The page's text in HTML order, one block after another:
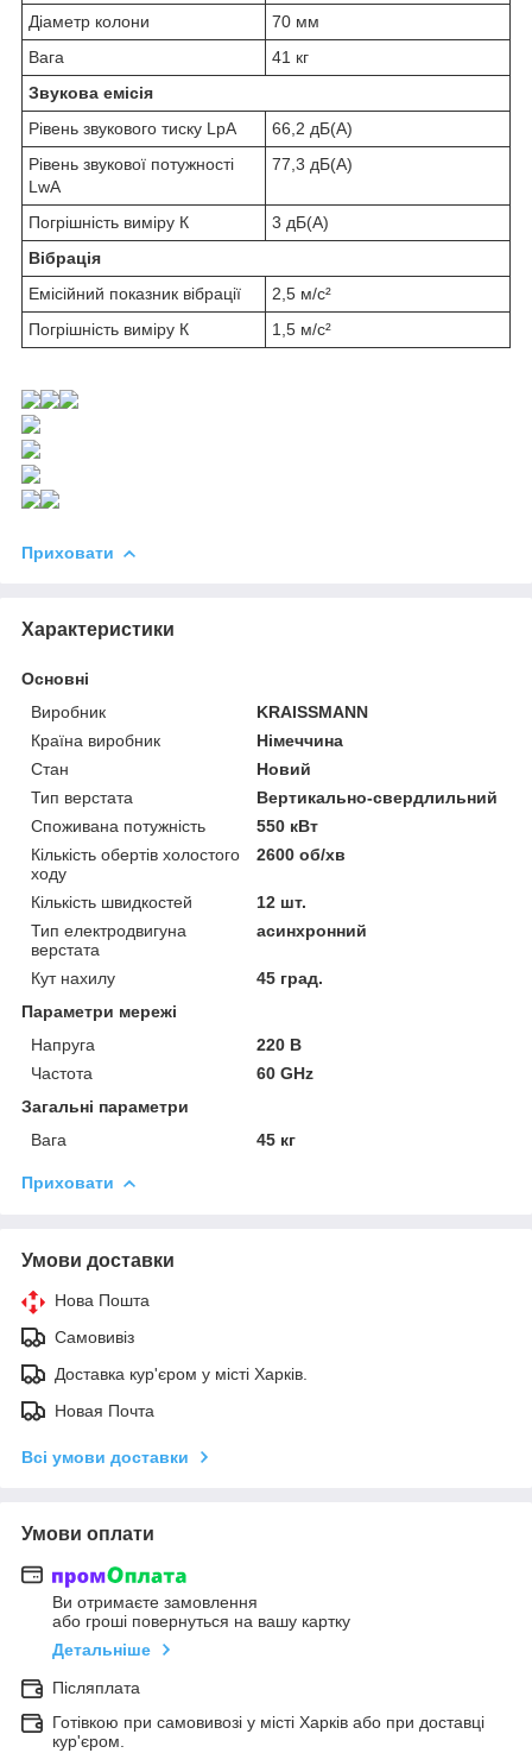
Діаметр колони
70 мм
Вага
41 кг
Звукова емісія
Рівень звукового тиску LpA
66,2 дБ(A)
Рівень звукової потужності
LwA
77,3 дБ(A)
Погрішність виміру К
3 дБ(A)
Вібрація
Емісійний показник вібрації
2,5 м/с²
Погрішність виміру К
1,5 м/с²
Приховати
Характеристики
Основні
Виробник
KRAISSMANN
Країна виробник
Німеччина
Стан
Новий
Тип верстата
Вертикально-свердлильний
Споживана потужність
550 кВт
Кількість обертів холостого
ходу
2600 об/хв
Кількість швидкостей
12 шт.
Тип електродвигуна
верстата
асинхронний
Кут нахилу
45 град.
Параметри мережі
Напруга
220 В
Частота
60 GHz
Загальні параметри
Вага
45 кг
Приховати
Умови доставки
Нова Пошта
Самовивіз
Доставка кур'єром у місті Харків.
Новая Почта
Всі умови доставки
Умови оплати
Ви отримаєте замовлення
або гроші повернуться на вашу картку
Детальніше
Післяплата
Готівкою при самовивозі у місті Харків або при доставці
кур'єром.